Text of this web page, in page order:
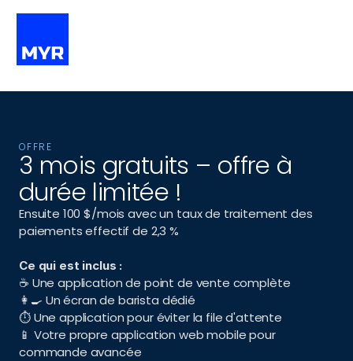
OFFRE
3 mois gratuits – offre à
durée limitée !
Ensuite 100 $/mois avec un taux de traitement des
paiements effectif de 2,3 %
Ce qui est inclus :
☕ Une application de point de vente complète
👩‍🍳 Un écran de barista dédié
⏱ Une application pour éviter la file d'attente
📱 Votre propre application web mobile pour
commande avancée